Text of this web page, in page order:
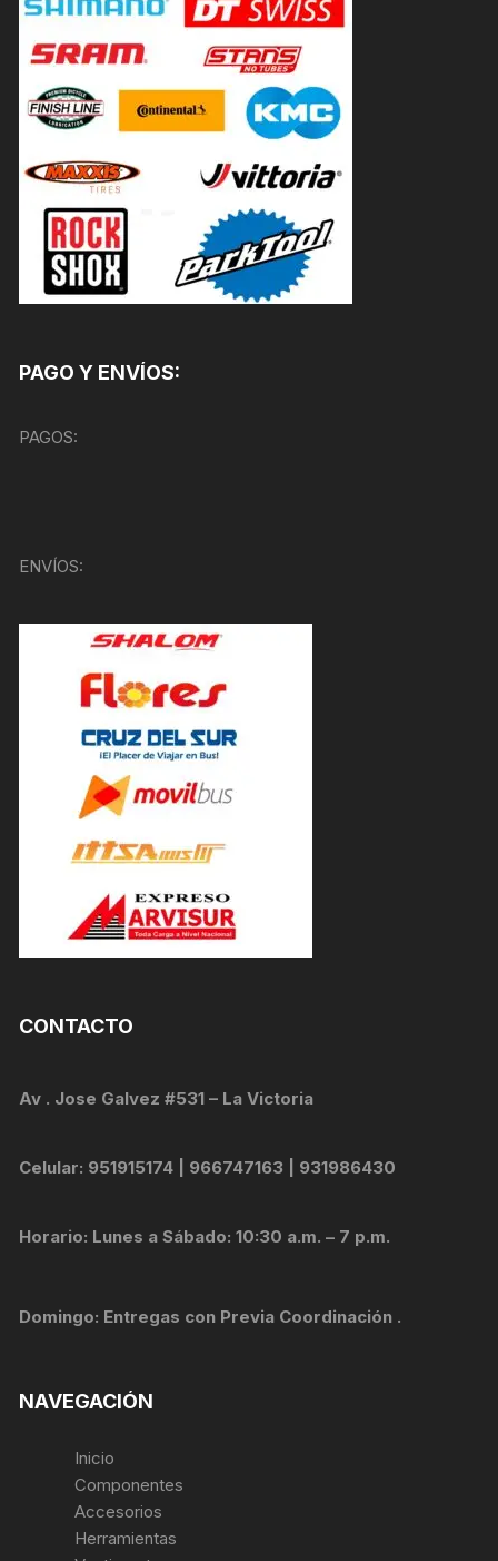
PAGO Y ENVÍOS:
PAGOS:
ENVÍOS:
CONTACTO
Av . Jose Galvez #531 – La Victoria
Celular: 951915174 | 966747163 | 931986430
Horario: Lunes a Sábado: 10:30 a.m. – 7 p.m.
Domingo: Entregas con Previa Coordinación .
NAVEGACIÓN
Inicio
Componentes
Accesorios
Herramientas